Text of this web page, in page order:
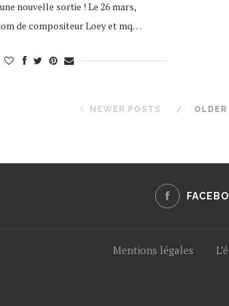
nouvelle sortie ! Le 26 mars,
de compositeur Loey et mq…
NEWER POSTS
Mentions légales